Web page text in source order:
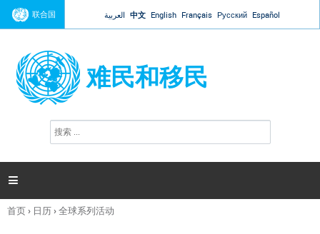
Jump to navigation
联合国 العربية 中文 English Français Русский Español
难民和移民
搜
索

你
首页› 日历›全球系列活动